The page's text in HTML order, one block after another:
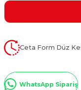
Kaplamalar
Ceta Form Düz
WhatsApp Sipariş